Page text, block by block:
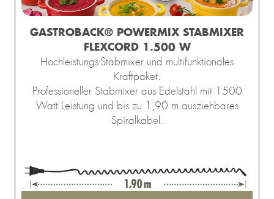
GASTROBACK® POWERMIX STABMIXER
FLEXCORD 1.500 W
Hochleistungs-Stabmixer und multifunktionales
Kraftpaket.
Professioneller Stabmixer aus Edelstahl mit 1500
Watt Leistung und bis zu 1,90 m ausziehbares
Spiralkabel.